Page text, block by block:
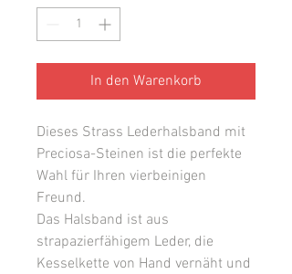
In den Warenkorb
Dieses Strass Lederhalsband mit
Preciosa-Steinen ist die perfekte
Wahl für Ihren vierbeinigen
Freund.
Das Halsband ist aus
strapazierfähigem Leder, die
Kesselkette von Hand vernäht und